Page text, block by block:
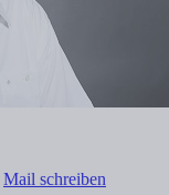
Mail schreiben